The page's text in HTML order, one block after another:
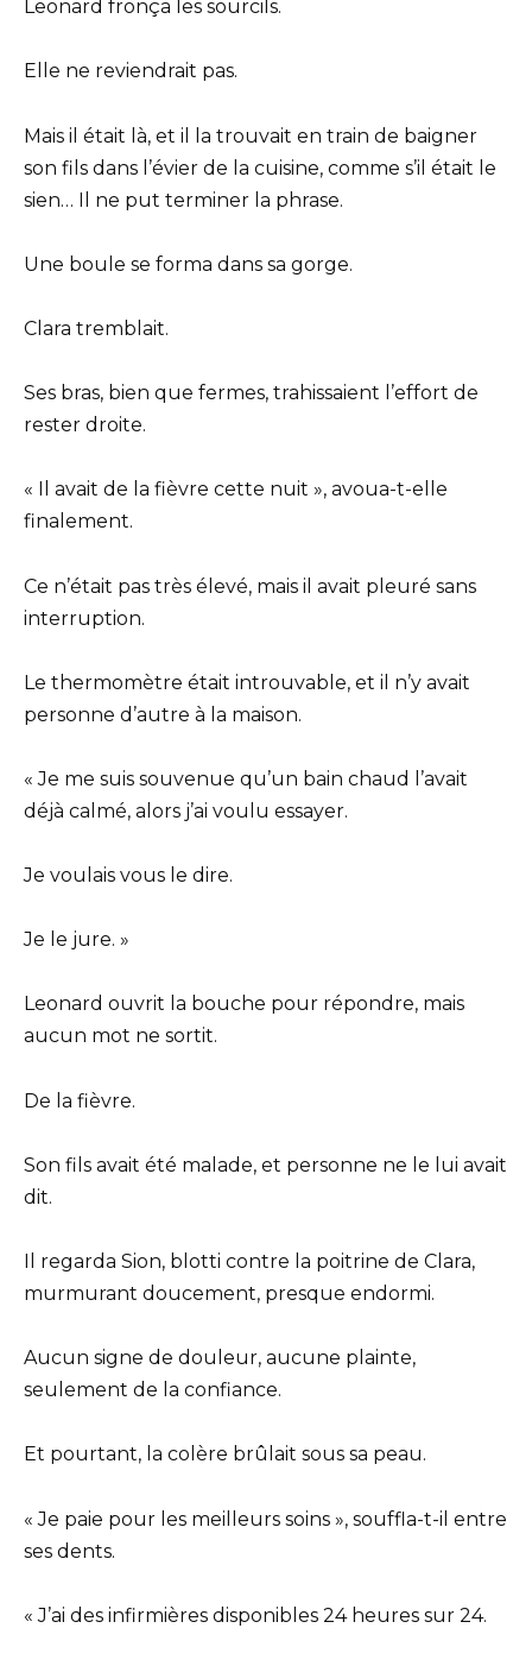
Leonard fronça les sourcils.
Elle ne reviendrait pas.
Mais il était là, et il la trouvait en train de baigner
son fils dans l’évier de la cuisine, comme s’il était le
sien… Il ne put terminer la phrase.
Une boule se forma dans sa gorge.
Clara tremblait.
Ses bras, bien que fermes, trahissaient l’effort de
rester droite.
« Il avait de la fièvre cette nuit », avoua-t-elle
finalement.
Ce n’était pas très élevé, mais il avait pleuré sans
interruption.
Le thermomètre était introuvable, et il n’y avait
personne d’autre à la maison.
« Je me suis souvenue qu’un bain chaud l’avait
déjà calmé, alors j’ai voulu essayer.
Je voulais vous le dire.
Je le jure. »
Leonard ouvrit la bouche pour répondre, mais
aucun mot ne sortit.
De la fièvre.
Son fils avait été malade, et personne ne le lui avait
dit.
Il regarda Sion, blotti contre la poitrine de Clara,
murmurant doucement, presque endormi.
Aucun signe de douleur, aucune plainte,
seulement de la confiance.
Et pourtant, la colère brûlait sous sa peau.
« Je paie pour les meilleurs soins », souffla-t-il entre
ses dents.
« J’ai des infirmières disponibles 24 heures sur 24.